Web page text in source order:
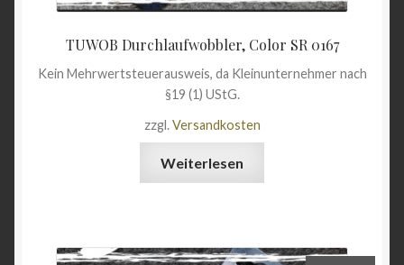
TUWOB Durchlaufwobbler, Color SR 0167
Kein Mehrwertsteuerausweis, da Kleinunternehmer nach
§19 (1) UStG.
zzgl.Versandkosten
Weiterlesen